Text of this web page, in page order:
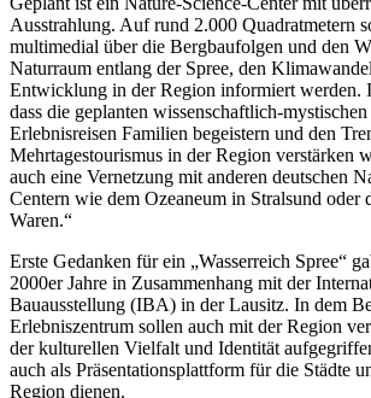
Ausstrahlung. Auf rund 2.000 Quadratmetern
multimedial über die Bergbaufolgen und den
Naturraum entlang der Spree, den
Entwicklung in der Region informiert werden.
dass die geplanten wissenschaftlich-
Erlebnisreisen Familien begeistern und den
Mehrtagestourismus in der Region verstärken
auch eine Vernetzung mit anderen deutschen
Centern wie dem Ozeaneum in Stralsund oder
Waren.“
Erste Gedanken für ein „Wasserreich Spree“
2000er Jahre in Zusammenhang mit der
Bauausstellung (IBA) in der Lausitz. In dem
Erlebniszentrum sollen auch mit der Region
der kulturellen Vielfalt und Identität
auch als Präsentationsplattform für die Städte
Region dienen.